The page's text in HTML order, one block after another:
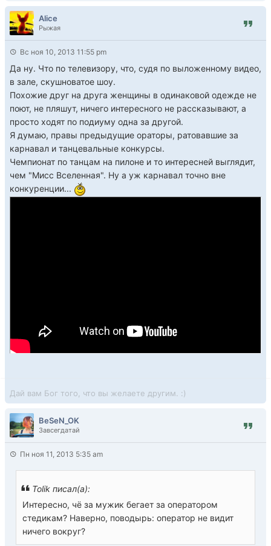
Alice
Рыжая
Вс ноя 10, 2013 11:55 pm
Да ну. Что по телевизору, что, судя по выложенному видео,
в зале, скушноватое шоу.
Похожие друг на друга женщины в одинаковой одежде не
поют, не пляшут, ничего интересного не рассказывают, а
просто ходят по подиуму одна за другой.
Я думаю, правы предыдущие ораторы, ратовавшие за
карнавал и танцевальные конкурсы.
Чемпионат по танцам на пилоне и то интересней выглядит,
чем "Мисс Вселенная". Ну а уж карнавал точно вне
конкуренции...
Дай вам Бог того, что вы желаете другим. :)
BeSeN_OK
Завсегдатай
Пн ноя 11, 2013 5:35 am
Tolik писал(а):
Интересно, чё за мужик бегает за оператором
стедикам? Наверно, поводырь: оператор не видит
ничего вокруг?